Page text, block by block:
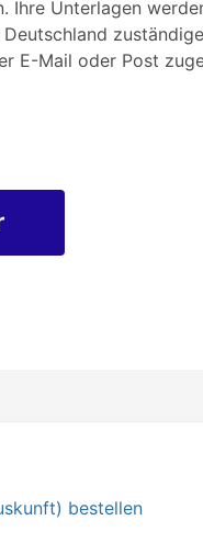
Ihre Unterlagen
zuständige
E-Mail oder Post
bestellen